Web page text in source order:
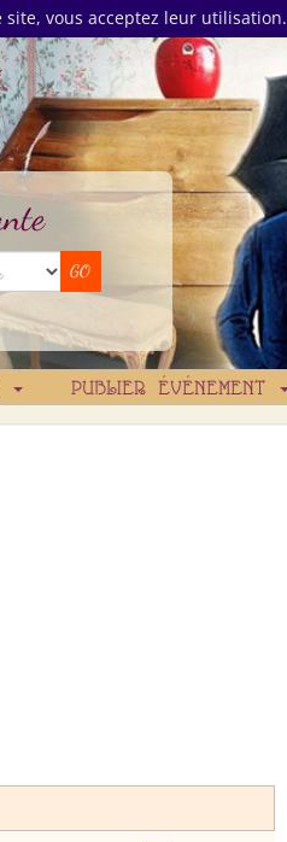
vous acceptez leur utilisation.
PUBLIER ÉVÉNEMENT